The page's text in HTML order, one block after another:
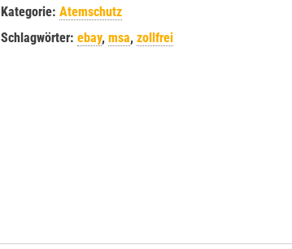
Kategorie: Atemschutz
Schlagwörter: ebay, msa, zollfrei